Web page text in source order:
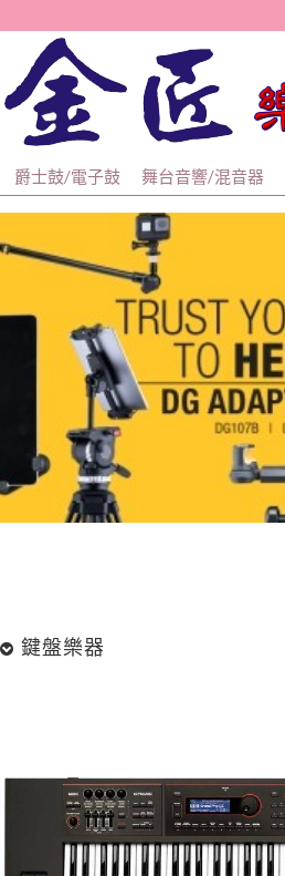
爵士鼓/電子鼓 舞台音響/混音器
鍵盤樂器